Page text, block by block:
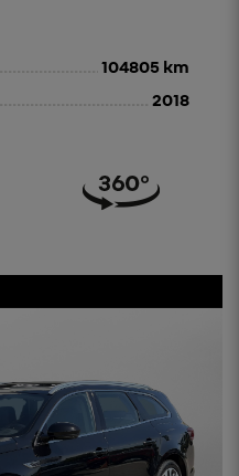
104805 km
2018